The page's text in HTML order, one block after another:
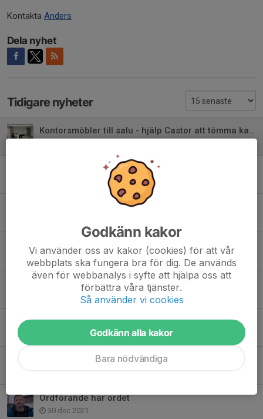
Kontakta Anders
Dela nyhet
Tidigare nyheter
Kontorsmöbler till salu - hjälp Castor att tömma kansliet!
Efterlyses - nytt husrum till våra pokaler!
8 jul 2024
IF Castors Årsmöte 17/6 -24 18:30
2 jun 2024
LF Jämtland support
Nytt Bankgiro på våra fakturor
Ordförande har ordet
30 dec 2021
Godkänn kakor
Vi använder oss av kakor (cookies) för att vår
webbplats ska fungera bra för dig. De används
även för webbanalys i syfte att hjälpa oss att
förbättra våra tjänster.
Så använder vi cookies
Godkänn alla kakor
Bara nödvändiga